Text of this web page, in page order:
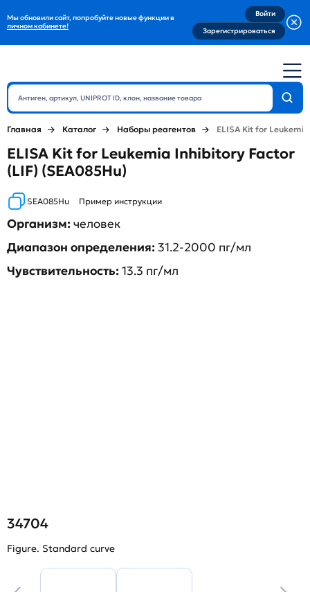
Мы обновили сайт, попробуйте новые функции в
личном кабинете!
Войти
Зарегистрироваться
Главная Каталог Наборы реагентов ELISA Kit for
ELISA Kit for Leukemia Inhibitory Factor
(LIF) (SEA085Hu)
SEA085Hu Пример инструкции
Организм:человек
Диапазон определения:31.2-2000 пг/мл
Чувствительность:13.3 пг/мл
34704
Figure. Standard curve